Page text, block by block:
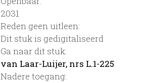
2031
Reden geen uitleen:
Dit stuk is gedigitaliseerd
Ga naar dit stuk:
van Laar-Luijer, nrs L.1-225
Nadere toegang: